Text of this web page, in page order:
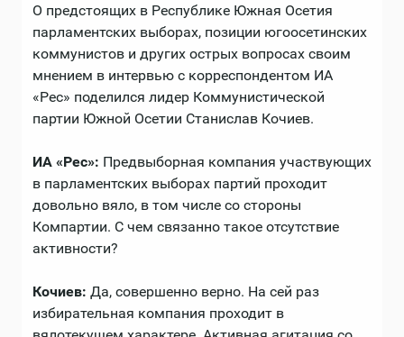
О предстоящих в Республике Южная Осетия
парламентских выборах, позиции югоосетинских
коммунистов и других острых вопросах своим
мнением в интервью с корреспондентом ИА
«Рес» поделился лидер Коммунистической
партии Южной Осетии Станислав Кочиев.
ИА «Рес»: Предвыборная компания участвующих
в парламентских выборах партий проходит
довольно вяло, в том числе со стороны
Компартии. С чем связанно такое отсутствие
активности?
Кочиев: Да, совершенно верно. На сей раз
избирательная компания проходит в